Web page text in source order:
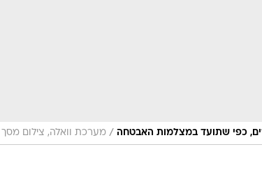
כפי שתועד במצלמות האבטחה / מערכת וואלה, צילום מסך